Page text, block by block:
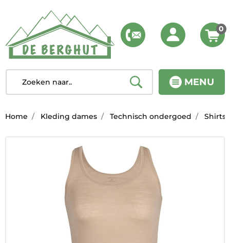
MENU
0
Home Kleding dames Technisch ondergoed Shirts